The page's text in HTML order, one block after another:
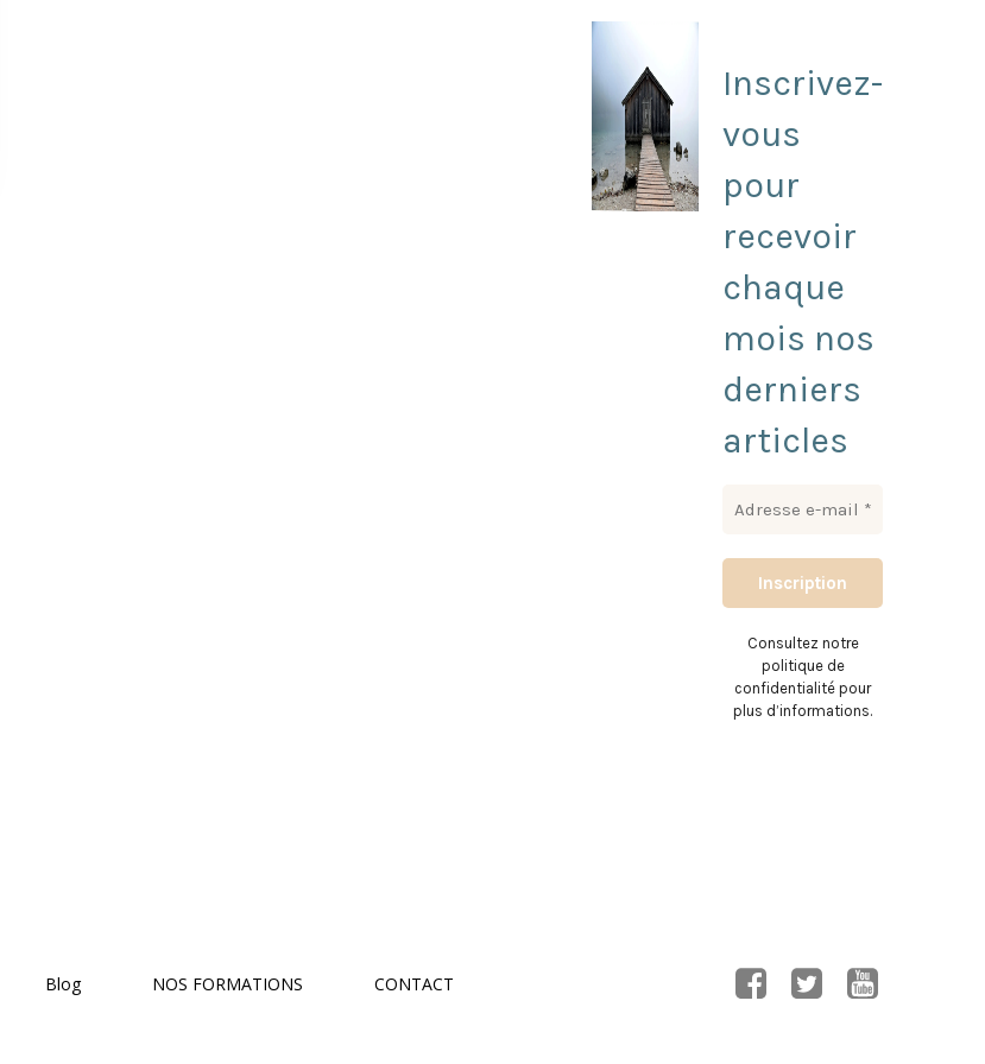
Inscrivez-
vous
pour
recevoir
chaque
mois nos
derniers
articles
Consultez notre
politique de
confidentialité pour
plus d’informations.
Blog NOS FORMATIONS CONTACT